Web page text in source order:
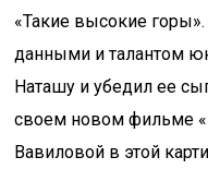
«Такие высокие
данными и талантом
Наташу и убедил ее
своем новом фильме
Вавиловой в этой